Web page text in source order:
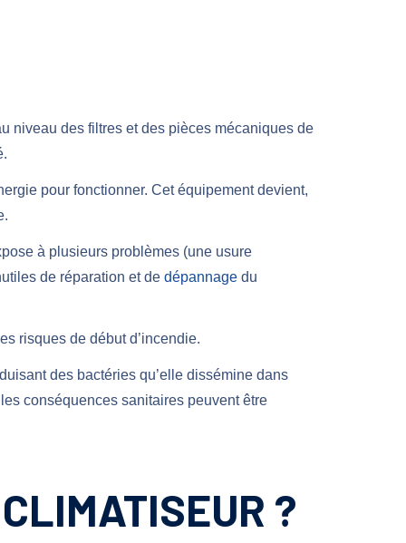
niveau des filtres et des pièces mécaniques de
pour fonctionner. Cet équipement devient,
à plusieurs problèmes (une usure
de réparation et de dépannage du
risques de début d’incendie.
des bactéries qu’elle dissémine dans
conséquences sanitaires peuvent être
?